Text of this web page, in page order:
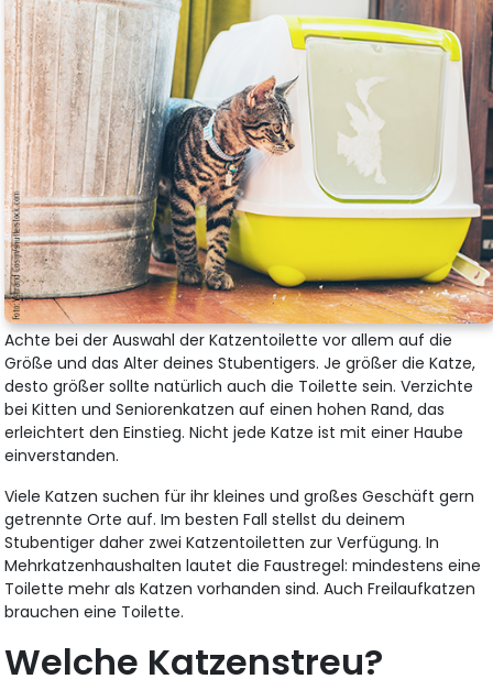
Achte bei der Auswahl der Katzentoilette vor allem auf die
Größe und das Alter deines Stubentigers. Je größer die Katze,
desto größer sollte natürlich auch die Toilette sein. Verzichte
bei Kitten und Seniorenkatzen auf einen hohen Rand, das
erleichtert den Einstieg. Nicht jede Katze ist mit einer Haube
einverstanden.
Viele Katzen suchen für ihr kleines und großes Geschäft gern
getrennte Orte auf. Im besten Fall stellst du deinem
Stubentiger daher zwei Katzentoiletten zur Verfügung. In
Mehrkatzenhaushalten lautet die Faustregel: mindestens eine
Toilette mehr als Katzen vorhanden sind. Auch Freilaufkatzen
brauchen eine Toilette.
Welche Katzenstreu?